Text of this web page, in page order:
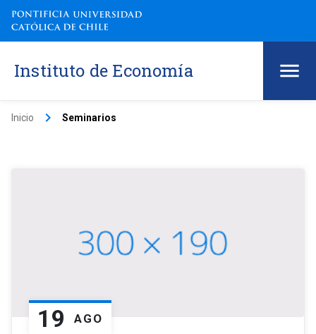
Instituto de Economía
Inicio keyboard_arrow_right Seminarios
19 AGO